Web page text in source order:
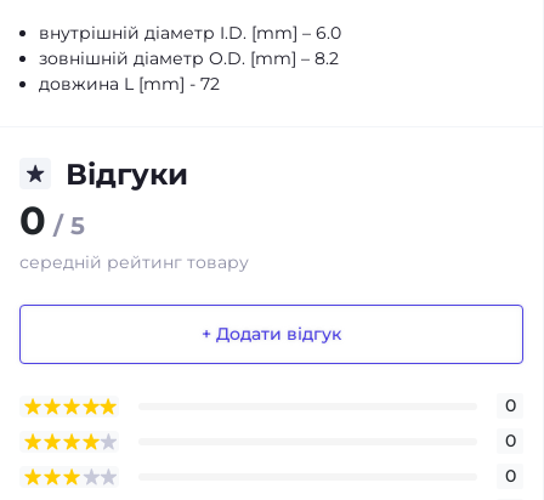
внутрішній діаметр I.D. [mm] – 6.0
зовнішній діаметр O.D. [mm] – 8.2
довжина L [mm] - 72
Відгуки
0 / 5
середній рейтинг товару
+ Додати відгук
0
0
0